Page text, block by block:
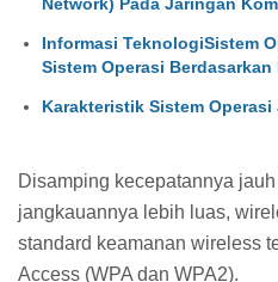
Network) Pada Jaringan
Informasi TeknologiSistem
Sistem Operasi
Karakteristik Sistem
Disamping kecepatannya
jangkauannya lebih luas,
standard keamanan wireless
Access (WPA dan WPA2).